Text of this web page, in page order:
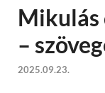
Mikulás
–
2025.09.23.